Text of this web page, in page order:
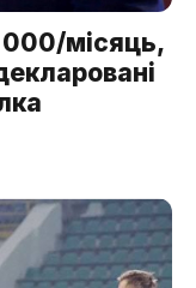
000/місяць,